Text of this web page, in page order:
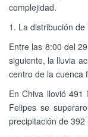
complejidad.
1. La distribución
Entre las 8:00 del
siguiente, la lluvia
centro de la cuenca
En Chiva llovió 491
Felipes se
precipitación de 392